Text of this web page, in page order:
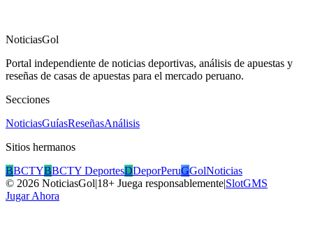
NoticiasGol
Portal independiente de noticias deportivas, análisis de apuestas y
reseñas de casas de apuestas para el mercado peruano.
Secciones
NoticiasGuíasReseñasAnálisis
Sitios hermanos
BBCTYBBCTY DeportesDDeporPeruGGolNoticias
© 2026 NoticiasGol|18+ Juega responsablemente|SlotGMS
Jugar Ahora